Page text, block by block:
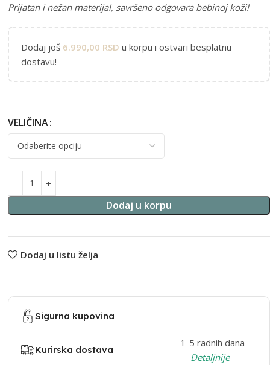
Prijatan i nežan materijal, savršeno odgovara bebinoj koži!
Dodaj još 6.990,00 RSD u korpu i ostvari besplatnu
dostavu!
VELIČINA
Dodaj u korpu
Alternative:
Dodaj u listu želja
Sigurna kupovina
Kurirska dostava
1-5 radnih dana
Detaljnije